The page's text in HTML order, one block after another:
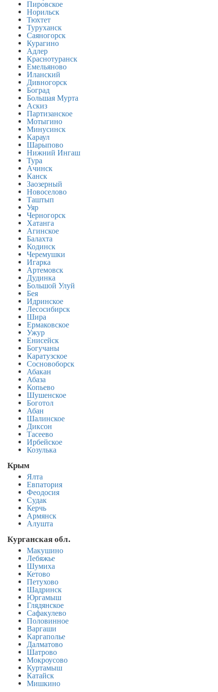
Пировское
Норильск
Тюхтет
Туруханск
Саяногорск
Курагино
Адлер
Краснотуранск
Емельяново
Иланский
Дивногорск
Боград
Большая Мурта
Аскиз
Партизанское
Мотыгино
Минусинск
Караул
Шарыпово
Нижний Ингаш
Тура
Ачинск
Канск
Заозерный
Новоселово
Таштып
Уяр
Черногорск
Хатанга
Агинское
Балахта
Кодинск
Черемушки
Игарка
Артемовск
Дудинка
Большой Улуй
Бея
Идринское
Лесосибирск
Шира
Ермаковское
Ужур
Енисейск
Богучаны
Каратузское
Сосновоборск
Абакан
Абаза
Копьево
Шушенское
Боготол
Абан
Шалинское
Диксон
Тасеево
Ирбейское
Козулька
Крым
Ялта
Евпатория
Феодосия
Судак
Керчь
Армянск
Алушта
Курганская обл.
Макушино
Лебяжье
Шумиха
Кетово
Петухово
Шадринск
Юргамыш
Глядянское
Сафакулево
Половинное
Варгаши
Каргаполье
Далматово
Шатрово
Мокроусово
Куртамыш
Катайск
Мишкино